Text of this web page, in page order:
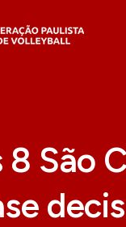
8 São